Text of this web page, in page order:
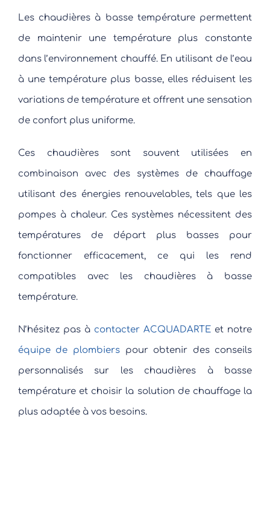
Les chaudières à basse température permettent
de maintenir une température plus constante
dans l’environnement chauffé. En utilisant de l’eau
à une température plus basse, elles réduisent les
variations de température et offrent une sensation
de confort plus uniforme.
Ces chaudières sont souvent utilisées en
combinaison avec des systèmes de chauffage
utilisant des énergies renouvelables, tels que les
pompes à chaleur. Ces systèmes nécessitent des
températures de départ plus basses pour
fonctionner efficacement, ce qui les rend
compatibles avec les chaudières à basse
température.
N’hésitez pas à contacter ACQUADARTE et notre
équipe de plombiers pour obtenir des conseils
personnalisés sur les chaudières à basse
température et choisir la solution de chauffage la
plus adaptée à vos besoins.